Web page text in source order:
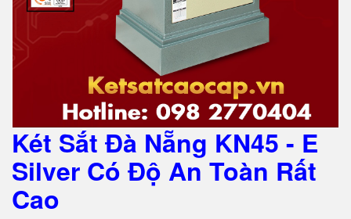
Két Sắt Đà Nẵng KN45 - E
Silver Có Độ An Toàn Rất
Cao